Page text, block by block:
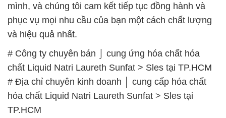
mình, và chúng tôi cam kết tiếp tục đồng hành và
phục vụ mọi nhu cầu của bạn một cách chất lượng
và hiệu quả nhất.
# Công ty chuyên bán ⌡ cung ứng hóa chất hóa
chất Liquid Natri Laureth Sunfat > Sles tại TP.HCM
# Địa chỉ chuyên kinh doanh │ cung cấp hóa chất
hóa chất Liquid Natri Laureth Sunfat > Sles tại
TP.HCM